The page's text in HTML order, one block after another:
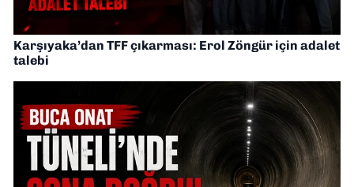
Karşıyaka’dan TFF çıkarması: Erol Zöngür için adalet
talebi